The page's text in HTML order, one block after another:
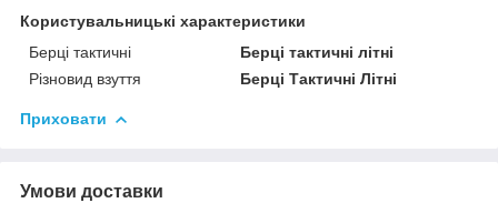
Користувальницькі характеристики
Берці тактичні
Берці тактичні літні
Різновид взуття
Берці Тактичні Літні
Приховати
Умови доставки